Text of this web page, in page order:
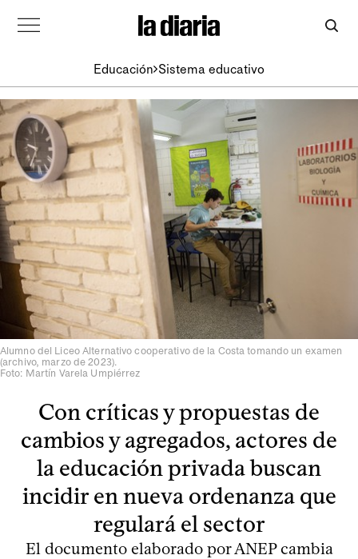
Educación Sistema educativo
Alumno del Liceo Alternativo cooperativo de la Costa tomando un examen
(archivo, marzo de 2023).
Foto: Martín Varela Umpiérrez
Con críticas y propuestas de
cambios y agregados, actores de
la educación privada buscan
incidir en nueva ordenanza que
regulará el sector
El documento elaborado por ANEP cambia